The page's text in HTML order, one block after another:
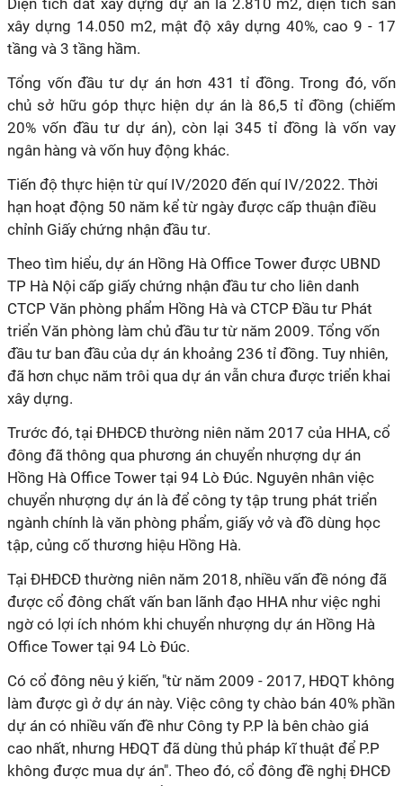
Diện tích đất xây dựng dự án là 2.810 m2, diện tích sàn
xây dựng 14.050 m2, mật độ xây dựng 40%, cao 9 - 17
tầng và 3 tầng hầm.
Tổng vốn đầu tư dự án hơn 431 tỉ đồng. Trong đó, vốn
chủ sở hữu góp thực hiện dự án là 86,5 tỉ đồng (chiếm
20% vốn đầu tư dự án), còn lại 345 tỉ đồng là vốn vay
ngân hàng và vốn huy động khác.
Tiến độ thực hiện từ quí IV/2020 đến quí IV/2022. Thời
hạn hoạt động 50 năm kể từ ngày được cấp thuận điều
chỉnh Giấy chứng nhận đầu tư.
Theo tìm hiểu, dự án Hồng Hà Office Tower được UBND
TP Hà Nội cấp giấy chứng nhận đầu tư cho liên danh
CTCP Văn phòng phẩm Hồng Hà và CTCP Đầu tư Phát
triển Văn phòng làm chủ đầu tư từ năm 2009. Tổng vốn
đầu tư ban đầu của dự án khoảng 236 tỉ đồng. Tuy nhiên,
đã hơn chục năm trôi qua dự án vẫn chưa được triển khai
xây dựng.
Trước đó, tại ĐHĐCĐ thường niên năm 2017 của HHA, cổ
đông đã thông qua phương án chuyển nhượng dự án
Hồng Hà Office Tower tại 94 Lò Đúc. Nguyên nhân việc
chuyển nhượng dự án là để công ty tập trung phát triển
ngành chính là văn phòng phẩm, giấy vở và đồ dùng học
tập, củng cố thương hiệu Hồng Hà.
Tại ĐHĐCĐ thường niên năm 2018, nhiều vấn đề nóng đã
được cổ đông chất vấn ban lãnh đạo HHA như việc nghi
ngờ có lợi ích nhóm khi chuyển nhượng dự án Hồng Hà
Office Tower tại 94 Lò Ðúc.
Có cổ đông nêu ý kiến, "từ năm 2009 - 2017, HÐQT không
làm được gì ở dự án này. Việc công ty chào bán 40% phần
dự án có nhiều vấn đề như Công ty P.P là bên chào giá
cao nhất, nhưng HÐQT đã dùng thủ pháp kĩ thuật để P.P
không được mua dự án". Theo đó, cổ đông đề nghị ÐHCÐ